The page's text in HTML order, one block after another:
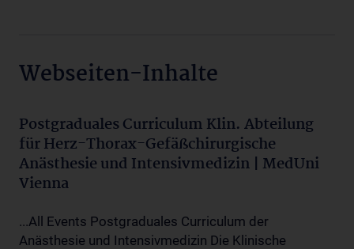
Webseiten-Inhalte
Postgraduales Curriculum Klin. Abteilung
für Herz-Thorax-Gefäßchirurgische
Anästhesie und Intensivmedizin | MedUni
Vienna
...All Events Postgraduales Curriculum der
Anästhesie und Intensivmedizin Die Klinische